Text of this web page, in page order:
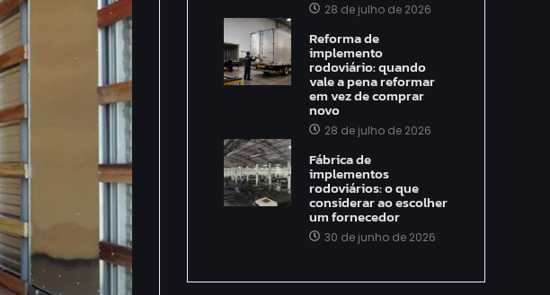
28 de julho de 2026
Reforma de
implemento
rodoviário: quando
vale a pena reformar
em vez de comprar
novo
28 de julho de 2026
Fábrica de
implementos
rodoviários: o que
considerar ao escolher
um fornecedor
30 de junho de 2026